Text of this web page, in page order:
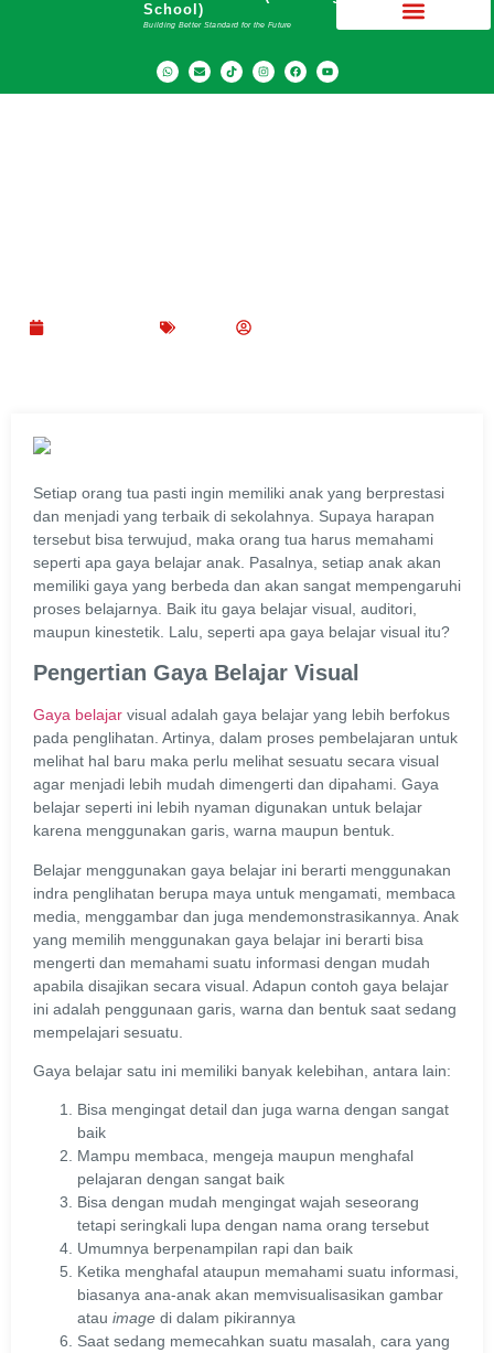
School)
Building Better Standard for the Future
Setiap orang tua pasti ingin memiliki anak yang berprestasi
dan menjadi yang terbaik di sekolahnya. Supaya harapan
tersebut bisa terwujud, maka orang tua harus memahami
seperti apa gaya belajar anak. Pasalnya, setiap anak akan
memiliki gaya yang berbeda dan akan sangat mempengaruhi
proses belajarnya. Baik itu gaya belajar visual, auditori,
maupun kinestetik. Lalu, seperti apa gaya belajar visual itu?
Pengertian Gaya Belajar Visual
Gaya belajar visual adalah gaya belajar yang lebih berfokus
pada penglihatan. Artinya, dalam proses pembelajaran untuk
melihat hal baru maka perlu melihat sesuatu secara visual
agar menjadi lebih mudah dimengerti dan dipahami. Gaya
belajar seperti ini lebih nyaman digunakan untuk belajar
karena menggunakan garis, warna maupun bentuk.
Belajar menggunakan gaya belajar ini berarti menggunakan
indra penglihatan berupa maya untuk mengamati, membaca
media, menggambar dan juga mendemonstrasikannya. Anak
yang memilih menggunakan gaya belajar ini berarti bisa
mengerti dan memahami suatu informasi dengan mudah
apabila disajikan secara visual. Adapun contoh gaya belajar
ini adalah penggunaan garis, warna dan bentuk saat sedang
mempelajari sesuatu.
Gaya belajar satu ini memiliki banyak kelebihan, antara lain:
Bisa mengingat detail dan juga warna dengan sangat
baik
Mampu membaca, mengeja maupun menghafal
pelajaran dengan sangat baik
Bisa dengan mudah mengingat wajah seseorang
tetapi seringkali lupa dengan nama orang tersebut
Umumnya berpenampilan rapi dan baik
Ketika menghafal ataupun memahami suatu informasi,
biasanya ana-anak akan memvisualisasikan gambar
atau image di dalam pikirannya
Saat sedang memecahkan suatu masalah, cara yang